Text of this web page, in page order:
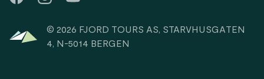
© 2026 FJORD TOURS AS, STARVHUSGATEN
4, N-5014 BERGEN